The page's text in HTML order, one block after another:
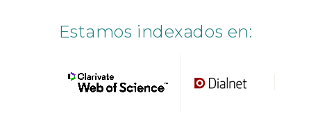
Estamos indexados en: